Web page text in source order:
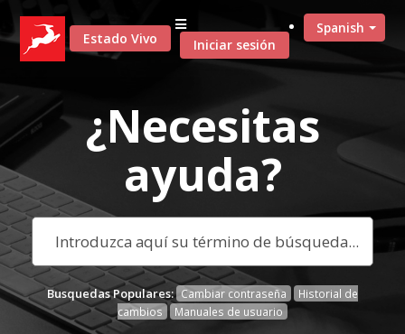
Estado Vivo
Spanish
Iniciar sesión
¿Necesitas
ayuda?
Busquedas Populares: Cambiar contraseña
Historial de
cambios
Manuales de usuario